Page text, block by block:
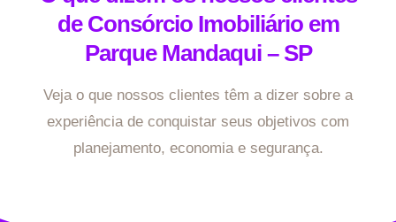
de Consórcio Imobiliário em
Parque Mandaqui – SP
Veja o que nossos clientes têm a dizer sobre a
experiência de conquistar seus objetivos com
planejamento, economia e segurança.